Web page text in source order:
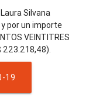
Silvana
y por un importe
VEINTITRES
19